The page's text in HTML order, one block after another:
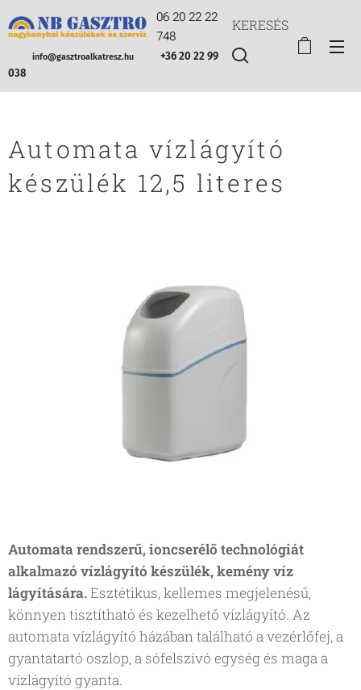
06 20 22 22
748
info@gasztroalkatresz.hu
+36 20 22 99
038
KERESÉS
Automata vízlágyító
készülék 12,5 literes
Automata rendszerű, ioncserélő technológiát
alkalmazó vízlágyító készülék, kemény víz
lágyítására.Esztétikus, kellemes megjelenésű,
könnyen tisztítható és kezelhető vízlágyító. Az
automata vízlágyító házában található a vezérlőfej, a
gyantatartó oszlop, a sófelszívó egység és maga a
vízlágyító gyanta.